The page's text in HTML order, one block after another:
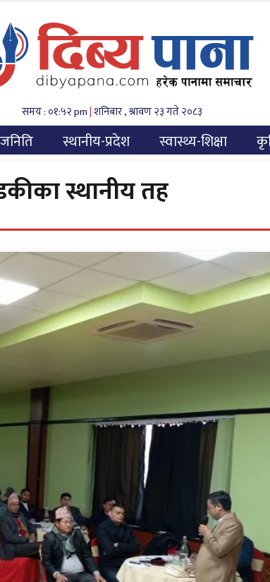
समय : ०१:५२ pm|शनिबार , श्रावण २३ गते २०८३
स्थानीय-प्रदेश स्वास्थ्य-शिक्षा
स्थानीय तह